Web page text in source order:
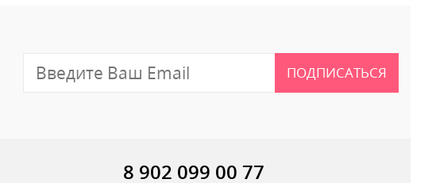
ПОДПИСАТЬСЯ
8 902 099 00 77